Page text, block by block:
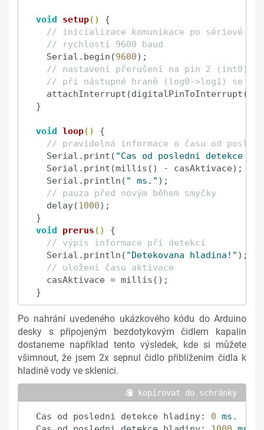
void setup()
{
// inicializace komunikace po sériové
// rychlostí 9600 baud
  Serial.begin(
9600);
// nastavení přerušení na pin 2 (int0)
// při nástupné hraně (log0->log1) se
}
void loop()
{
// pravidelná informace o času od
  Serial.print(
"Cas od posledni detekce
  Serial.print(millis() - casAktivace);
  Serial.println(
" ms." );
// pauza před novým během smyčky
  delay(
1000);
void
prerus ()
{
// výpis informace při detekci
  Serial.println(
"Detekovana hladina!" );
// uložení času aktivace
  casAktivace = millis();
}
Po nahrání uvedeného ukázkového kódu do Arduino
desky s připojeným bezdotykovým čidlem kapalin
dostaneme například tento výsledek, kde si můžete
všimnout, že jsem 2x sepnul čidlo přiblížením čidla k
hladině vody ve sklenici.
kopírovat do schránky
Cas od posledni detekce hladiny: 0 ms.